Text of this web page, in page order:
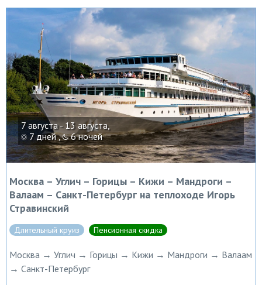
7 августа - 13 августа,
7 дней , 6 ночей
Москва – Углич – Горицы – Кижи – Мандроги –
Валаам – Санкт-Петербург на теплоходе Игорь
Стравинский
Длительный круиз Пенсионная скидка
Москва → Углич → Горицы → Кижи → Мандроги → Валаам
→ Санкт-Петербург